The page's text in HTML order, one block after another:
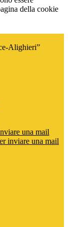
della cookie
Alighieri”
una mail
inviare una mail